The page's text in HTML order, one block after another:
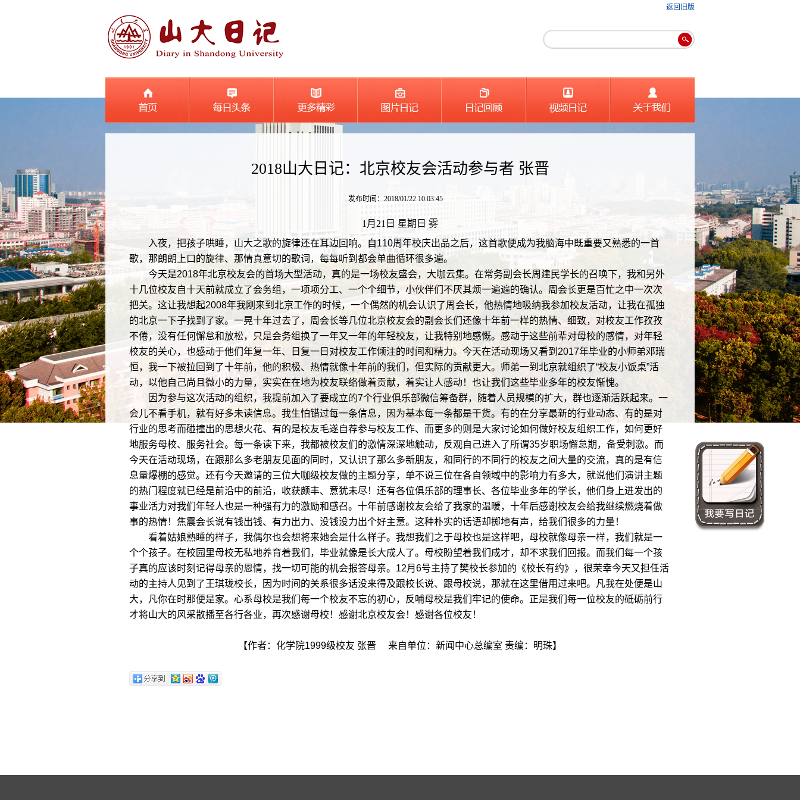
返回旧版
2018山大日记：北京校友会活动参与者 张晋
发布时间：2018/01/22 10:03:45
1月21日 星期日 雾
入夜，把孩子哄睡，山大之歌的旋律还在耳边回响。自110周年校庆出品之后，这首歌便成为我脑海中既重要又熟悉的一首
歌，那朗朗上口的旋律、那情真意切的歌词，每每听到都会单曲循环很多遍。
今天是2018年北京校友会的首场大型活动，真的是一场校友盛会，大咖云集。在常务副会长周建民学长的召唤下，我和另外
十几位校友自十天前就成立了会务组，一项项分工、一个个细节，小伙伴们不厌其烦一遍遍的确认。周会长更是百忙之中一次次
把关。这让我想起2008年我刚来到北京工作的时候，一个偶然的机会认识了周会长，他热情地吸纳我参加校友活动，让我在孤独
的北京一下子找到了家。一晃十年过去了，周会长等几位北京校友会的副会长们还像十年前一样的热情、细致，对校友工作孜孜
不倦，没有任何懈怠和放松，只是会务组换了一年又一年的年轻校友，让我特别地感慨。感动于这些前辈对母校的感情，对年轻
校友的关心，也感动于他们年复一年、日复一日对校友工作倾注的时间和精力。今天在活动现场又看到2017年毕业的小师弟邓瑞
恒，我一下被拉回到了十年前，他的积极、热情就像十年前的我们，但实际的贡献更大。师弟一到北京就组织了“校友小饭桌”活
动，以他自己尚且微小的力量，实实在在地为校友联络做着贡献，着实让人感动！也让我们这些毕业多年的校友惭愧。
因为参与这次活动的组织，我提前加入了要成立的7个行业俱乐部微信筹备群，随着人员规模的扩大，群也逐渐活跃起来。一
会儿不看手机，就有好多未读信息。我生怕错过每一条信息，因为基本每一条都是干货。有的在分享最新的行业动态、有的是对
行业的思考而碰撞出的思想火花、有的是校友毛遂自荐参与校友工作、而更多的则是大家讨论如何做好校友组织工作，如何更好
地服务母校、服务社会。每一条读下来，我都被校友们的激情深深地触动，反观自己进入了所谓35岁职场懈怠期，备受刺激。而
今天在活动现场，在跟那么多老朋友见面的同时，又认识了那么多新朋友，和同行的不同行的校友之间大量的交流，真的是有信
息量爆棚的感觉。还有今天邀请的三位大咖级校友做的主题分享，单不说三位在各自领域中的影响力有多大，就说他们演讲主题
的热门程度就已经是前沿中的前沿，收获颇丰、意犹未尽！还有各位俱乐部的理事长、各位毕业多年的学长，他们身上迸发出的
事业活力对我们年轻人也是一种强有力的激励和感召。十年前感谢校友会给了我家的温暖，十年后感谢校友会给我继续燃烧着做
事的热情！焦震会长说有钱出钱、有力出力、没钱没力出个好主意。这种朴实的话语却掷地有声，给我们很多的力量！
看着姑娘熟睡的样子，我偶尔也会想将来她会是什么样子。我想我们之于母校也是这样吧，母校就像母亲一样，我们就是一
个个孩子。在校园里母校无私地养育着我们，毕业就像是长大成人了。母校盼望着我们成才，却不求我们回报。而我们每一个孩
子真的应该时刻记得母亲的恩情，找一切可能的机会报答母亲。12月6号主持了樊校长参加的《校长有约》，很荣幸今天又担任活
动的主持人见到了王琪珑校长，因为时间的关系很多话没来得及跟校长说、跟母校说，那就在这里借用过来吧。凡我在处便是山
大，凡你在时那便是家。心系母校是我们每一个校友不忘的初心，反哺母校是我们牢记的使命。正是我们每一位校友的砥砺前行
才将山大的风采散播至各行各业，再次感谢母校！感谢北京校友会！感谢各位校友！
【作者：化学院1999级校友 张晋 来自单位：新闻中心总编室 责编：明珠】